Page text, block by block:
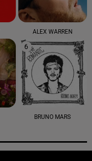
ALEX WARREN
6
BRUNO MARS